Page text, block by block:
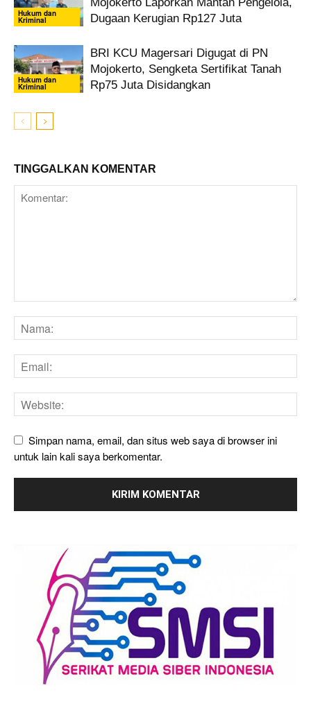
Hukum dan
Kriminal
Mojokerto Laporkan Mantan Pengelola,
Dugaan Kerugian Rp127 Juta
Hukum dan
Kriminal
BRI KCU Magersari Digugat di PN
Mojokerto, Sengketa Sertifikat Tanah
Rp75 Juta Disidangkan
TINGGALKAN KOMENTAR
Simpan nama, email, dan situs web saya di browser ini
untuk lain kali saya berkomentar.